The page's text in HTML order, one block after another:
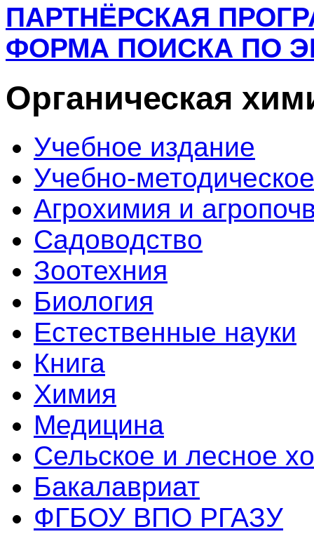
ПАРТНЁРСКАЯ
ФОРМА ПОИСКА ПО
Органическая
Учебное издание
Учебно-
Агрохимия и
Садоводство
Зоотехния
Биология
Естественные науки
Книга
Химия
Медицина
Сельское и лесное
Бакалавриат
ФГБОУ ВПО РГАЗУ